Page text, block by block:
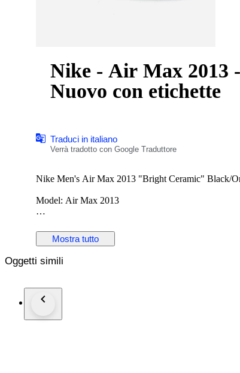
Nike - Air Max 2013
Nuovo con etichette
Traduci in italiano
Verrà tradotto con Google Traduttore
Nike Men's Air Max 2013 "Bright Ceramic" Black/
Model: Air Max 2013
Brand New with Original Box! - 100% Authentic
Delivery method – Registered (Tracked / Signed
Item Number: S1CC00013
Mostra tutto
Oggetti simili